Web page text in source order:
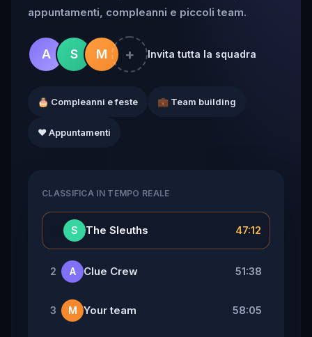
appuntamenti, compleanni e piccoli team.
A S M + Invita tutta la squadra
🎂 Compleanni e feste 💼 Team building
❤️ Appuntamenti
CLASSIFICA IN TEMPO REALE
S The Sleuths 47:12
2 A Clue Crew 51:38
3 M Your team 58:05